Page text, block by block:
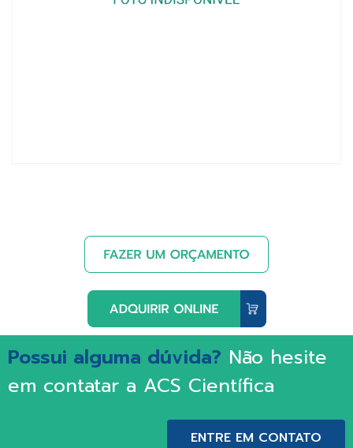
Possui alguma dúvida? Não hesite
em contatar a ACS Científica
ENTRE EM CONTATO